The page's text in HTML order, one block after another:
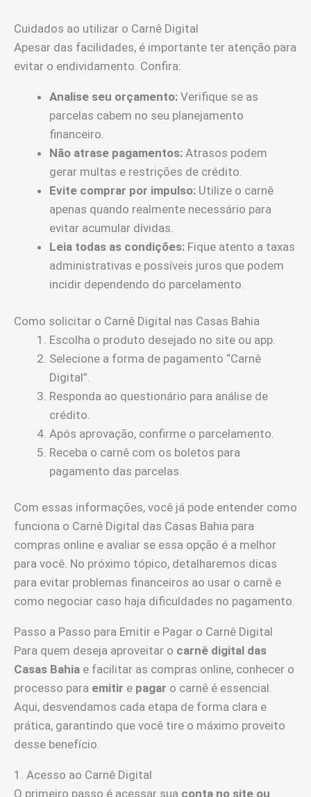
Cuidados ao utilizar o Carnê Digital
Apesar das facilidades, é importante ter atenção para
evitar o endividamento. Confira:
Analise seu orçamento: Verifique se as
parcelas cabem no seu planejamento
financeiro.
Não atrase pagamentos: Atrasos podem
gerar multas e restrições de crédito.
Evite comprar por impulso: Utilize o carnê
apenas quando realmente necessário para
evitar acumular dívidas.
Leia todas as condições: Fique atento a taxas
administrativas e possíveis juros que podem
incidir dependendo do parcelamento.
Como solicitar o Carnê Digital nas Casas Bahia
Escolha o produto desejado no site ou app.
Selecione a forma de pagamento “Carnê
Digital”.
Responda ao questionário para análise de
crédito.
Após aprovação, confirme o parcelamento.
Receba o carnê com os boletos para
pagamento das parcelas.
Com essas informações, você já pode entender como
funciona o Carnê Digital das Casas Bahia para
compras online e avaliar se essa opção é a melhor
para você. No próximo tópico, detalharemos dicas
para evitar problemas financeiros ao usar o carnê e
como negociar caso haja dificuldades no pagamento.
Passo a Passo para Emitir e Pagar o Carnê Digital
Para quem deseja aproveitar o carnê digital das
Casas Bahia e facilitar as compras online, conhecer o
processo para emitir e pagar o carnê é essencial.
Aqui, desvendamos cada etapa de forma clara e
prática, garantindo que você tire o máximo proveito
desse benefício.
1. Acesso ao Carnê Digital
O primeiro passo é acessar sua conta no site ou